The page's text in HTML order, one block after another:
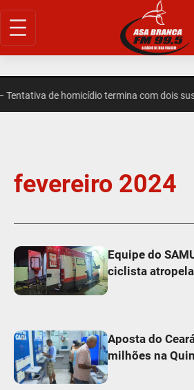
Tentativa de homicídio termina com dois
fevereiro 2024
Equipe do
ciclista
Aposta do
milhões na